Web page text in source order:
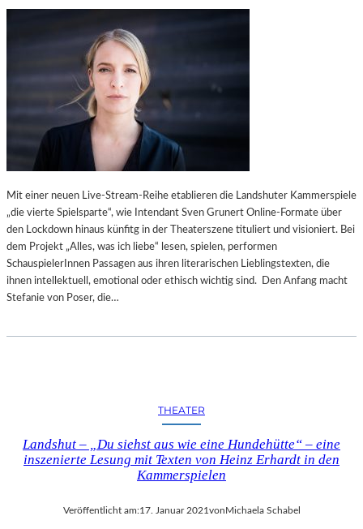
Mit einer neuen Live-Stream-Reihe etablieren die Landshuter Kammerspiele
„die vierte Spielsparte“, wie Intendant Sven Grunert Online-Formate über
den Lockdown hinaus künfitg in der Theaterszene tituliert und visioniert. Bei
dem Projekt „Alles, was ich liebe“ lesen, spielen, performen
SchauspielerInnen Passagen aus ihren literarischen Lieblingstexten, die
ihnen intellektuell, emotional oder ethisch wichtig sind. Den Anfang macht
Stefanie von Poser, die…
THEATER
Landshut – „Du siehst aus wie eine Hundehütte“ – eine
inszenierte Lesung mit Texten von Heinz Erhardt in den
Kammerspielen
Veröffentlicht am:17. Januar 2021vonMichaela Schabel